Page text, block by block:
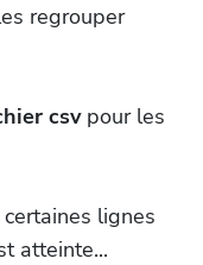
regrouper
csvpour les
certaines lignes
atteinte...